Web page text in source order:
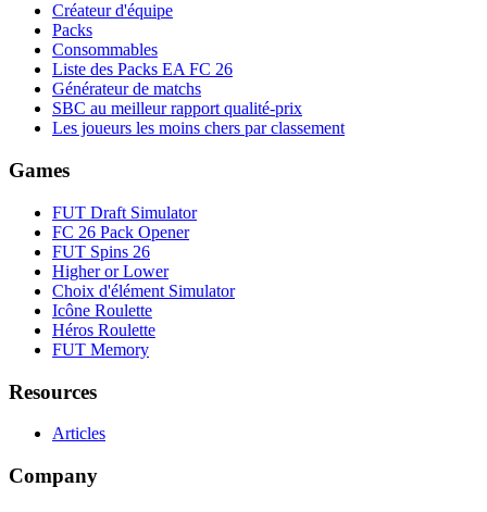
Créateur d'équipe
Packs
Consommables
Liste des Packs EA FC 26
Générateur de matchs
SBC au meilleur rapport qualité-prix
Les joueurs les moins chers par classement
Games
FUT Draft Simulator
FC 26 Pack Opener
FUT Spins 26
Higher or Lower
Choix d'élément Simulator
Icône Roulette
Héros Roulette
FUT Memory
Resources
Articles
Company